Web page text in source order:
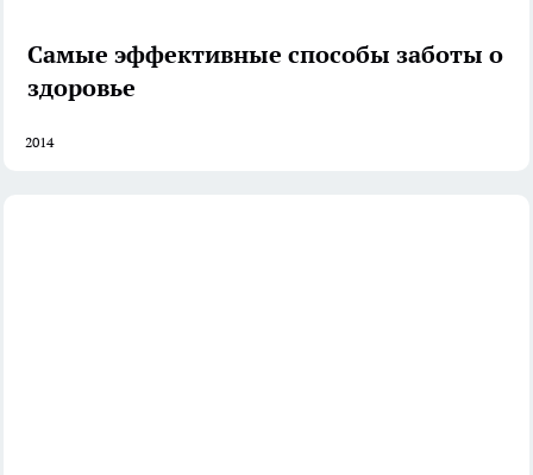
Самые эффективные способы заботы о
здоровье
2014